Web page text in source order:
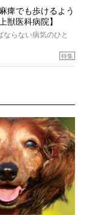
痺でも歩けるよう
獣医科病院】
らない病気のひと
ヘルニアに強い動物
った子が投与37日で
特集